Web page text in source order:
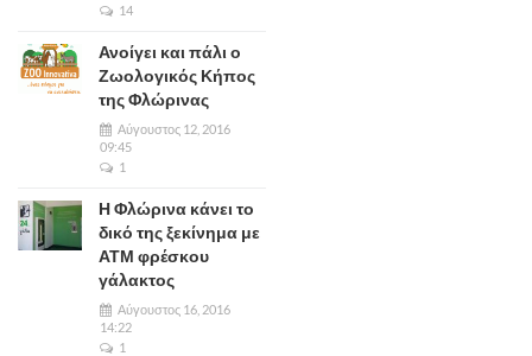
14
Ανοίγει και πάλι ο
Ζωολογικός Κήπος
της Φλώρινας
Αύγουστος 12, 2016
09:45
1
Η Φλώρινα κάνει το
δικό της ξεκίνημα με
ΑΤΜ φρέσκου
γάλακτος
Αύγουστος 16, 2016
14:22
1